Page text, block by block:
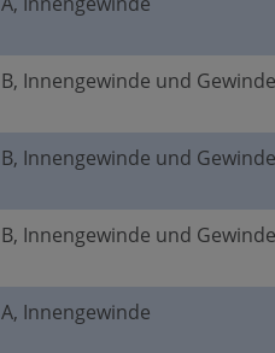
B, Innengewinde und
B, Innengewinde und
B, Innengewinde und
A, Innengewinde